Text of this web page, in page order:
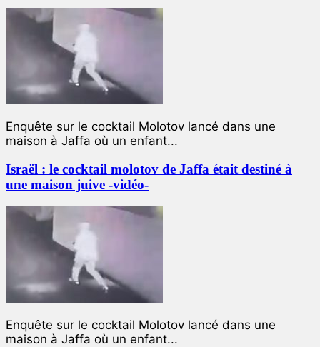
Enquête sur le cocktail Molotov lancé dans une
maison à Jaffa où un enfant...
Israël : le cocktail molotov de Jaffa était destiné à
une maison juive -vidéo-
Enquête sur le cocktail Molotov lancé dans une
maison à Jaffa où un enfant...